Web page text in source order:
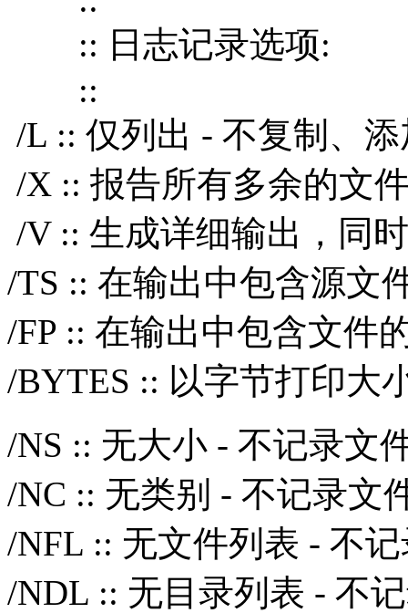
:: 日志记录选项:
::
/L :: 仅列出 - 不复制、
/X :: 报告所有多余的文
/V :: 生成详细输出，同
/TS :: 在输出中包含源文
/FP :: 在输出中包含文件
/BYTES :: 以字节打印大
/NS :: 无大小 - 不记录文
/NC :: 无类别 - 不记录文
/NFL :: 无文件列表 - 不
/NDL :: 无目录列表 - 不